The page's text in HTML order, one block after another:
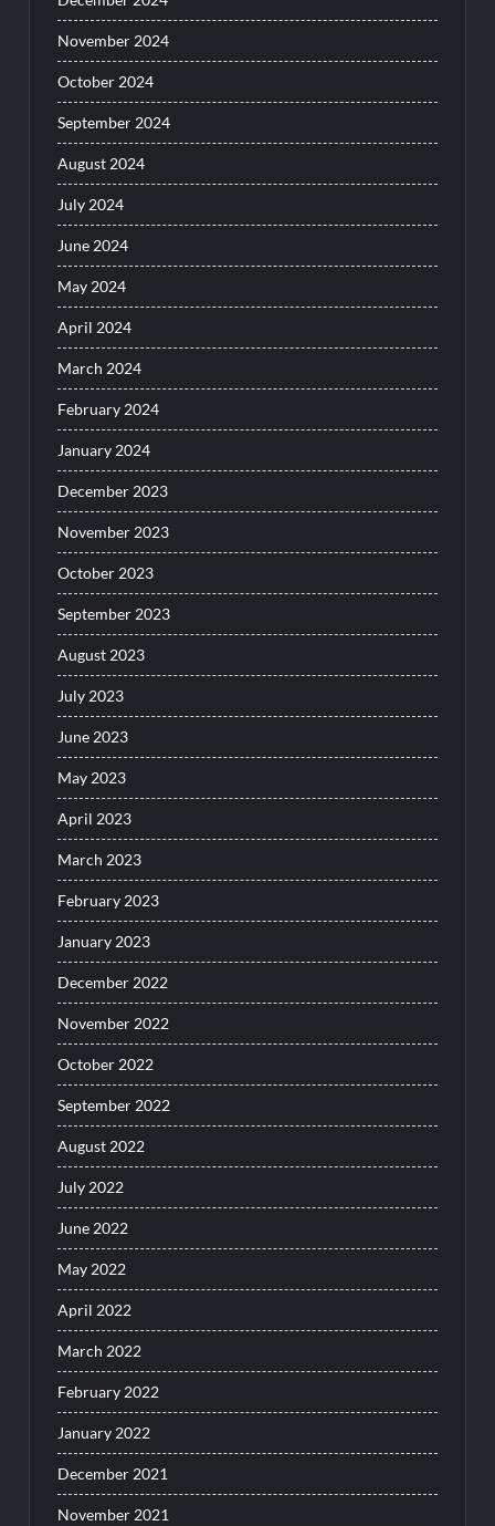
November 2024
October 2024
September 2024
August 2024
July 2024
June 2024
May 2024
April 2024
March 2024
February 2024
January 2024
December 2023
November 2023
October 2023
September 2023
August 2023
July 2023
June 2023
May 2023
April 2023
March 2023
February 2023
January 2023
December 2022
November 2022
October 2022
September 2022
August 2022
July 2022
June 2022
May 2022
April 2022
March 2022
February 2022
January 2022
December 2021
November 2021